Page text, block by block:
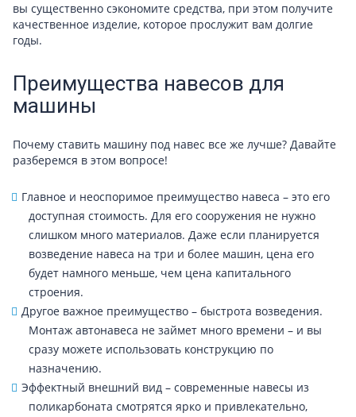
вы существенно сэкономите средства, при этом получите
качественное изделие, которое прослужит вам долгие
годы.
Преимущества навесов для
машины
Почему ставить машину под навес все же лучше? Давайте
разберемся в этом вопросе!
Главное и неоспоримое преимущество навеса – это его
доступная стоимость. Для его сооружения не нужно
слишком много материалов. Даже если планируется
возведение навеса на три и более машин, цена его
будет намного меньше, чем цена капитального
строения.
Другое важное преимущество – быстрота возведения.
Монтаж автонавеса не займет много времени – и вы
сразу можете использовать конструкцию по
назначению.
Эффектный внешний вид – современные навесы из
поликарбоната смотрятся ярко и привлекательно,